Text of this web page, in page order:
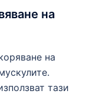
на
на
тази